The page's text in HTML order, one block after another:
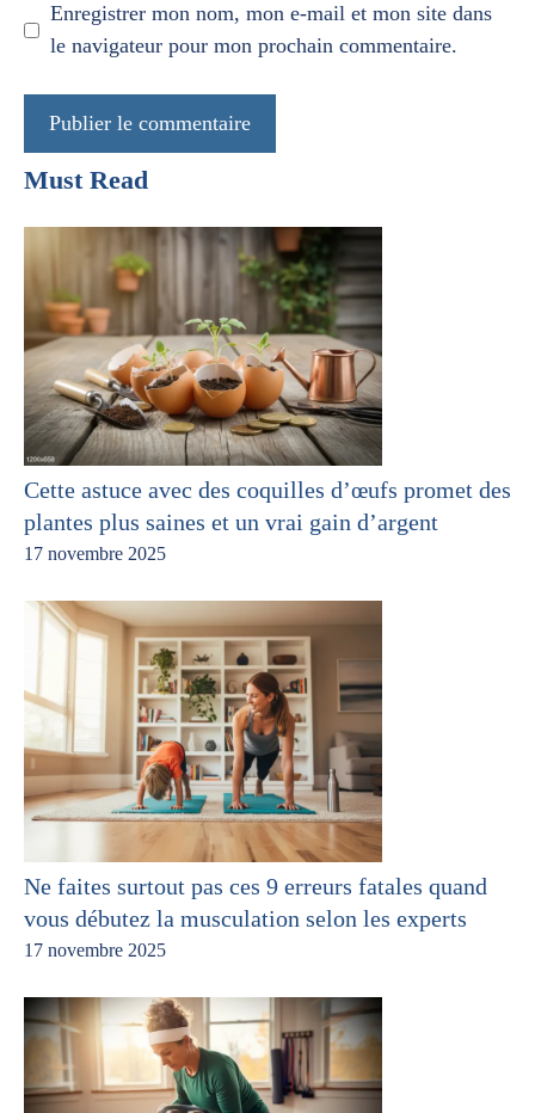
Enregistrer mon nom, mon e-mail et mon site dans
le navigateur pour mon prochain commentaire.
Must Read
Cette astuce avec des coquilles d’œufs promet des
plantes plus saines et un vrai gain d’argent
17 novembre 2025
Ne faites surtout pas ces 9 erreurs fatales quand
vous débutez la musculation selon les experts
17 novembre 2025